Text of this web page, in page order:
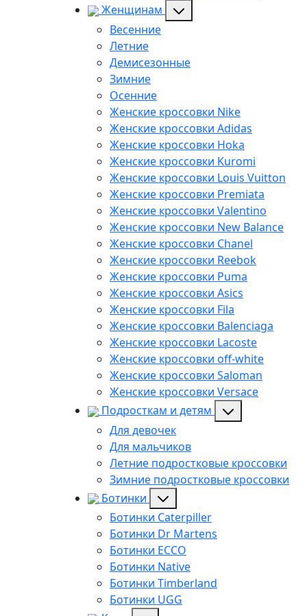
Женщинам
Весенние
Летние
Демисезонные
Зимние
Осенние
Женские кроссовки Nike
Женские кроссовки Adidas
Женские кроссовки Hoka
Женские кроссовки Kuromi
Женские кроссовки Louis Vuitton
Женские кроссовки Premiata
Женские кроссовки Valentino
Женские кроссовки New Balance
Женские кроссовки Chanel
Женские кроссовки Reebok
Женские кроссовки Puma
Женские кроссовки Asics
Женские кроссовки Fila
Женские кроссовки Balenciaga
Женские кроссовки Lacoste
Женские кроссовки off-white
Женские кроссовки Saloman
Женские кроссовки Versace
Подросткам и детям
Для девочек
Для мальчиков
Летние подростковые кроссовки
Зимние подростковые кроссовки
Ботинки
Ботинки Caterpiller
Ботинки Dr Martens
Ботинки ECCO
Ботинки Native
Ботинки Timberland
Ботинки UGG